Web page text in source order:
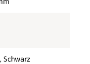
, Schwarz